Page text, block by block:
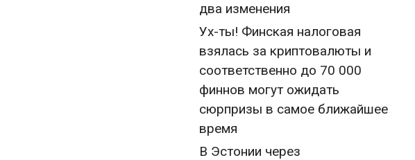
два изменения
Ух-ты! Финская налоговая
взялась за криптовалюты и
соответственно до 70 000
финнов могут ожидать
сюрпризы в самое ближайшее
время
В Эстонии через